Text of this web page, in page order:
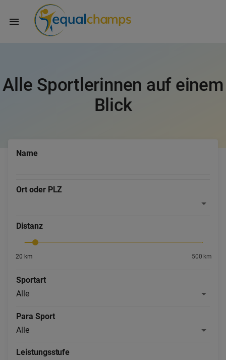
Alle Sportlerinnen auf einem
Blick
Name
Ort oder PLZ
Distanz
20 km 500 km
Sportart
Alle
Para Sport
Alle
Leistungsstufe